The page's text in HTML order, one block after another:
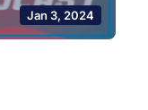
Jan 3, 2024